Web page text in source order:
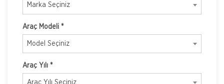
Marka Seçiniz
Araç Modeli *
Model Seçiniz
Araç Yılı *
Araç Yılı Seçiniz